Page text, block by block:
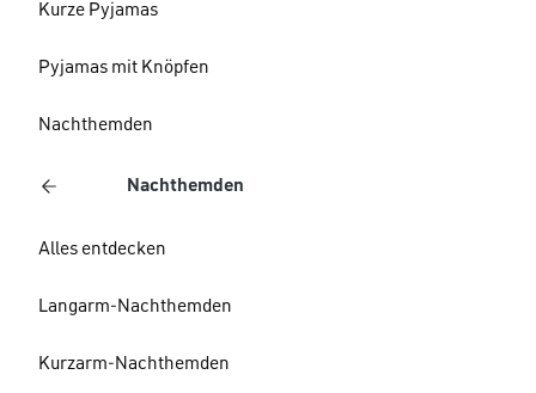
Kurze Pyjamas
Pyjamas mit Knöpfen
Nachthemden
Nachthemden
Alles entdecken
Langarm-Nachthemden
Kurzarm-Nachthemden